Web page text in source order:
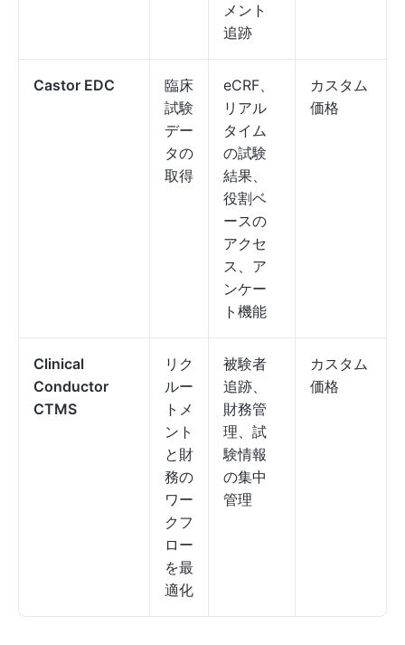
メント
追跡
Castor EDC
臨床
試験
デー
タの
取得
eCRF、
リアル
タイム
の試験
結果、
役割ベ
ースの
アクセ
ス、ア
ンケー
ト機能
カスタム
価格
Clinical
Conductor
CTMS
リク
ルー
トメ
ント
と財
務の
ワー
クフ
ロー
を最
適化
被験者
追跡、
財務管
理、試
験情報
の集中
管理
カスタム
価格